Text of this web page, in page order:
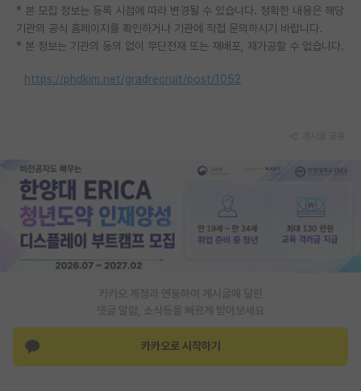
* 본 모집 정보는 등록 시점에 따라 변경될 수 있습니다. 정확한 내용은 해당
기관의 공식 홈페이지를 확인하거나 기관에 직접 문의하시기 바랍니다.
* 본 정보는 기관의 동의 없이 무단전재 또는 재배포, 재가공할 수 없습니다.
https://phdkim.net/gradrecruit/post/1052
카카오 계정과 연동하여 게시글에 달린
댓글 알람, 소식등을 빠르게 받아보세요
카카오로 시작하기